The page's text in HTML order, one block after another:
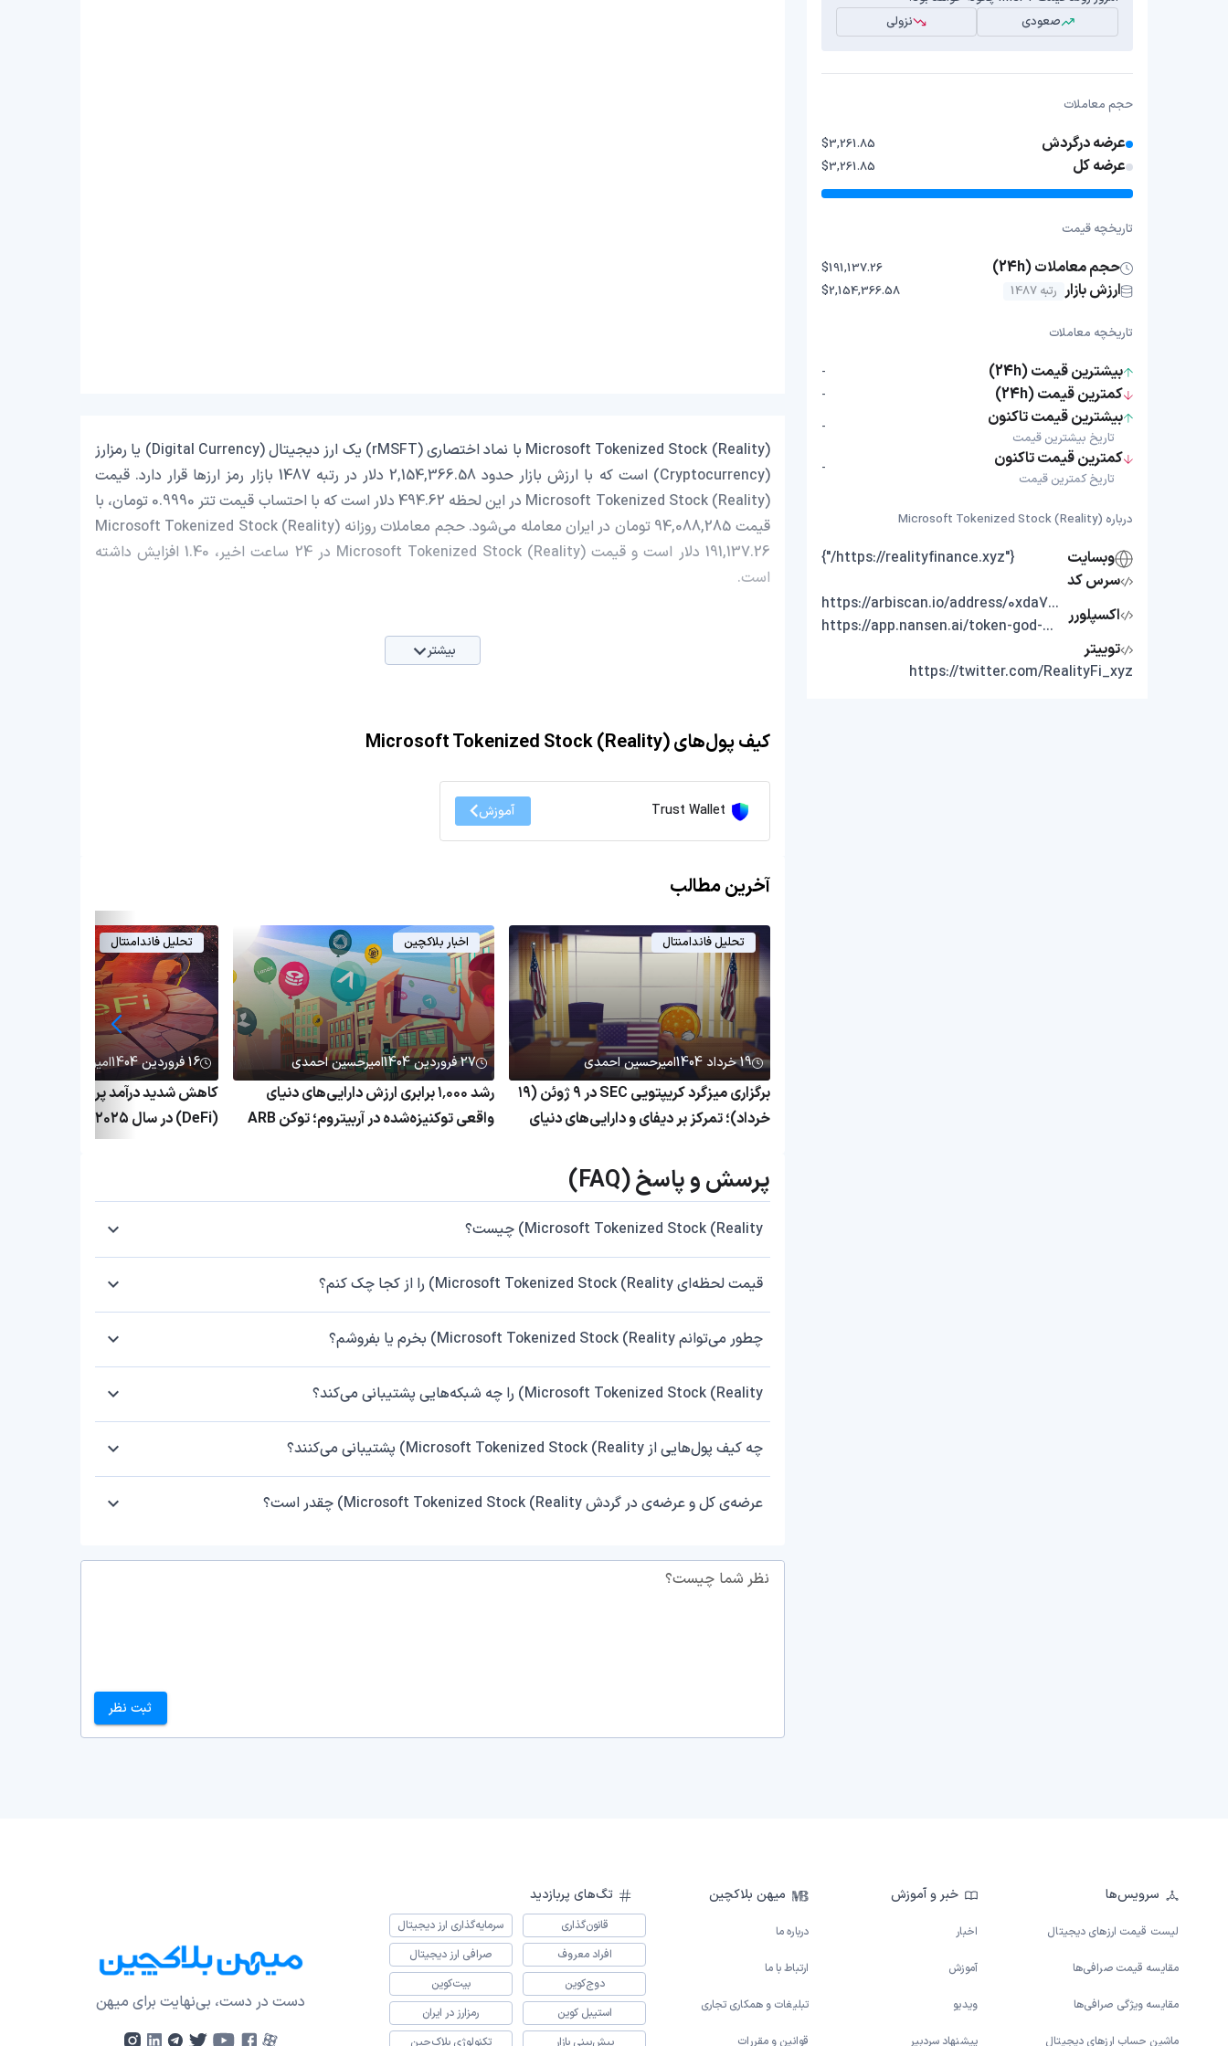
صعودی
نزولی
حجم معاملات
عرضه درگردش $3,261.85
عرضه کل $3,261.85
تاریخچه قیمت
حجم معاملات (24h) $191,137.26
ارزش بازار رتبه 1487 $2,154,366.58
تاریخچه معاملات
بیشترین قیمت (24h) -
کمترین قیمت (24h) -
بیشترین قیمت تاکنون
تاریخ بیشترین قیمت
-
کمترین قیمت تاکنون
تاریخ کمترین قیمت
-
درباره Microsoft Tokenized Stock (Reality)
وبسایت
{"https://realityfinance.xyz/"}
سرس کد
اکسپلورر
https://arbiscan.io/address/0xda7c9549e87d4f96585701970acdcc90e8d35024
https://app.nansen.ai/token-god-mode?chain=arbitrum&tab=transactions&tokenAddress=0xda7c9549e87d4f96585701970acdcc90e8d35024
توییتر
https://twitter.com/RealityFi_xyz
Microsoft Tokenized Stock (Reality) با نماد اختصاری (rMSFT) یک ارز دیجیتال (Digital Currency) یا رمزارز
(Cryptocurrency) است که با ارزش بازار حدود 2,154,366.58 دلار در رتبه 1487 بازار رمز ارزها قرار دارد. قیمت
Microsoft Tokenized Stock (Reality) در این لحظه 494.62 دلار است که با احتساب قیمت تتر 0.9990 تومان، با
قیمت 94,088,285 تومان در ایران معامله می‌شود. حجم معاملات روزانه Microsoft Tokenized Stock (Reality)
191,137.26 دلار است و قیمت Microsoft Tokenized Stock (Reality) در 24 ساعت اخیر، 1.40 افزایش داشته
است.
بیشتر
کیف پول‌های Microsoft Tokenized Stock (Reality)
Trust Wallet آموزش
آخرین مطالب
تحلیل فاندامنتال
19 خرداد 1404 امیرحسین احمدی
برگزاری میزگرد کریپتویی SEC در ۹ ژوئن (۱۹
خرداد)؛ تمرکز بر دیفای و دارایی‌های دنیای
اخبار بلاکچین
27 فروردین 1404 امیرحسین احمدی
رشد ۱٬۰۰۰ برابری ارزش دارایی‌های دنیای
واقعی توکنیزه‌شده در آربیتروم؛ توکن ARB
تحلیل فاندامنتال
16 فروردین 1404 امیرحسین احمدی
کاهش شدید درآمد پروتکل‌های دیفای
غیرمتمرکز ادامه دارد
پرسش و پاسخ (FAQ)
Microsoft Tokenized Stock (Reality) چیست؟
قیمت لحظه‌ای Microsoft Tokenized Stock (Reality) را از کجا چک کنم؟
چطور می‌توانم Microsoft Tokenized Stock (Reality) بخرم یا بفروشم؟
Microsoft Tokenized Stock (Reality) را چه شبکه‌هایی پشتیبانی می‌کند؟
چه کیف پول‌هایی از Microsoft Tokenized Stock (Reality) پشتیبانی می‌کنند؟
عرضه‌ی کل و عرضه‌ی در گردش Microsoft Tokenized Stock (Reality) چقدر است؟
نظر شما چیست؟
ثبت نظر
سرویس‌ها
لیست قیمت ارزهای دیجیتال
مقایسه قیمت صرافی‌ها
مقایسه ویژگی صرافی‌ها
ماشین حساب ارزهای دیجیتال
خبر و آموزش
اخبار
آموزش
ویدیو
پیشنهاد سردبیر
میهن بلاکچین
درباره ما
ارتباط با ما
تبلیغات و همکاری تجاری
قوانین و مقررات
تگ‌های پربازدید
قانون‌گذاری
سرمایه‌گذاری ارز دیجیتال
افراد معروف
صرافی ارز دیجیتال
دوج‌کوین
بیت‌کوین
استیبل کوین
رمزارز در ایران
پیش‌بینی بازار
تکنولوژی بلاک‌چین
دست در دست، بی‌نهایت برای میهن